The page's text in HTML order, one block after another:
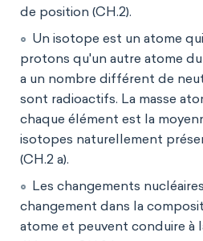
de position (CH.2).
Un isotope est un atome
protons qu'un autre atome
a un nombre différent de
sont radioactifs. La masse
chaque élément est la
isotopes naturellement
(CH.2 a).
Les changements
changement dans la
atome et peuvent conduire à